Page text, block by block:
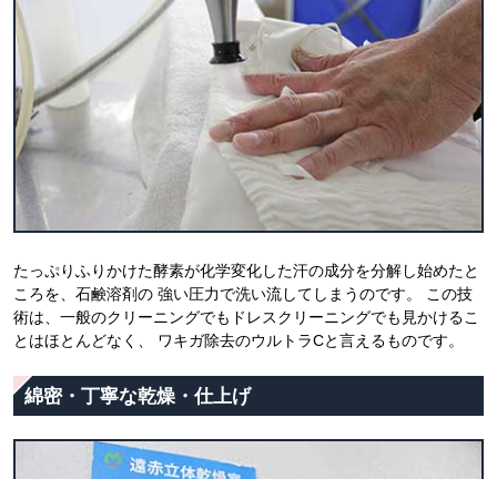
たっぷりふりかけた酵素が化学変化した汗の成分を分解し始めたと
ころを、石鹸溶剤の 強い圧力で洗い流してしまうのです。 この技
術は、一般のクリーニングでもドレスクリーニングでも見かけるこ
とはほとんどなく、 ワキガ除去のウルトラCと言えるものです。
綿密・丁寧な乾燥・仕上げ